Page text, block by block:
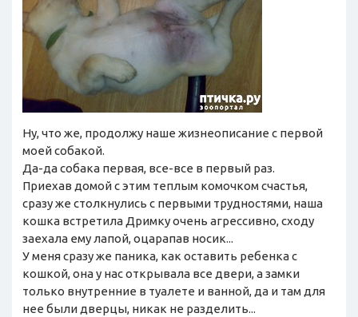
Ну, что же, продолжу наше жизнеописание с первой
моей собакой.
Да-да собака первая, все-все в первый раз.
Приехав домой с этим теплым комочком счастья,
сразу же столкнулись с первыми трудностями, наша
кошка встретила Дримку очень агрессивно, сходу
заехала ему лапой, оцарапав носик...
У меня сразу же паника, как оставить ребенка с
кошкой, она у нас открывала все двери, а замки
только внутренние в туалете и ванной, да и там для
нее были дверцы, никак не разделить...